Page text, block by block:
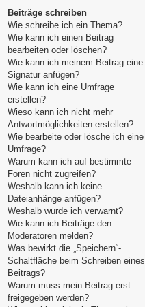
Beiträge schreiben
Wie schreibe ich ein Thema?
Wie kann ich einen Beitrag
bearbeiten oder löschen?
Wie kann ich meinem Beitrag eine
Signatur anfügen?
Wie kann ich eine Umfrage
erstellen?
Wieso kann ich nicht mehr
Antwortmöglichkeiten erstellen?
Wie bearbeite oder lösche ich eine
Umfrage?
Warum kann ich auf bestimmte
Foren nicht zugreifen?
Weshalb kann ich keine
Dateianhänge anfügen?
Weshalb wurde ich verwarnt?
Wie kann ich Beiträge den
Moderatoren melden?
Was bewirkt die „Speichern“-
Schaltfläche beim Schreiben eines
Beitrags?
Warum muss mein Beitrag erst
freigegeben werden?